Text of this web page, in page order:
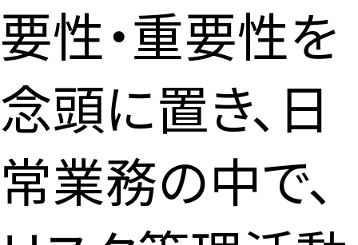
要性・重要性を
念頭に置き、日
常業務の中で、